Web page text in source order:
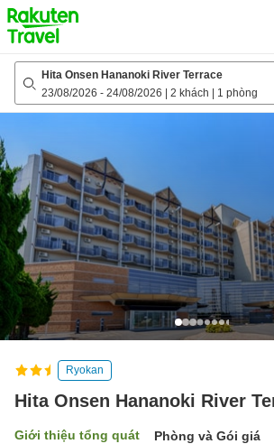
to
top
page
Hita Onsen Hananoki River Terrace
23/08/2026 - 24/08/2026 2 khách 1 phòng
Ryokan
Hita Onsen Hananoki River
Giới thiệu tổng quát Phòng và Gói giá